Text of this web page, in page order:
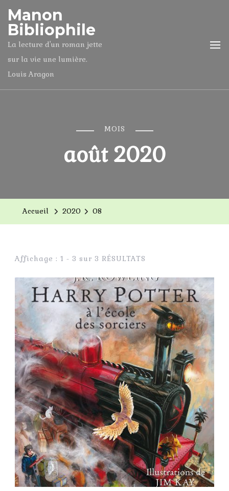
Manon
Bibliophile
La lecture d'un roman jette
sur la vie une lumière.
Louis Aragon
MOIS
août 2020
Accueil 2020 08
Affichage : 1 - 3 sur 3 RÉSULTATS